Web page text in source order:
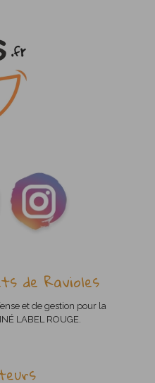
de Ravioles
et de gestion pour la
LABEL ROUGE.